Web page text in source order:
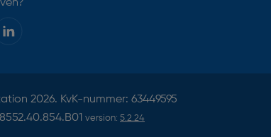
2026. KvK-nummer: 63449595
version: 5.2.24